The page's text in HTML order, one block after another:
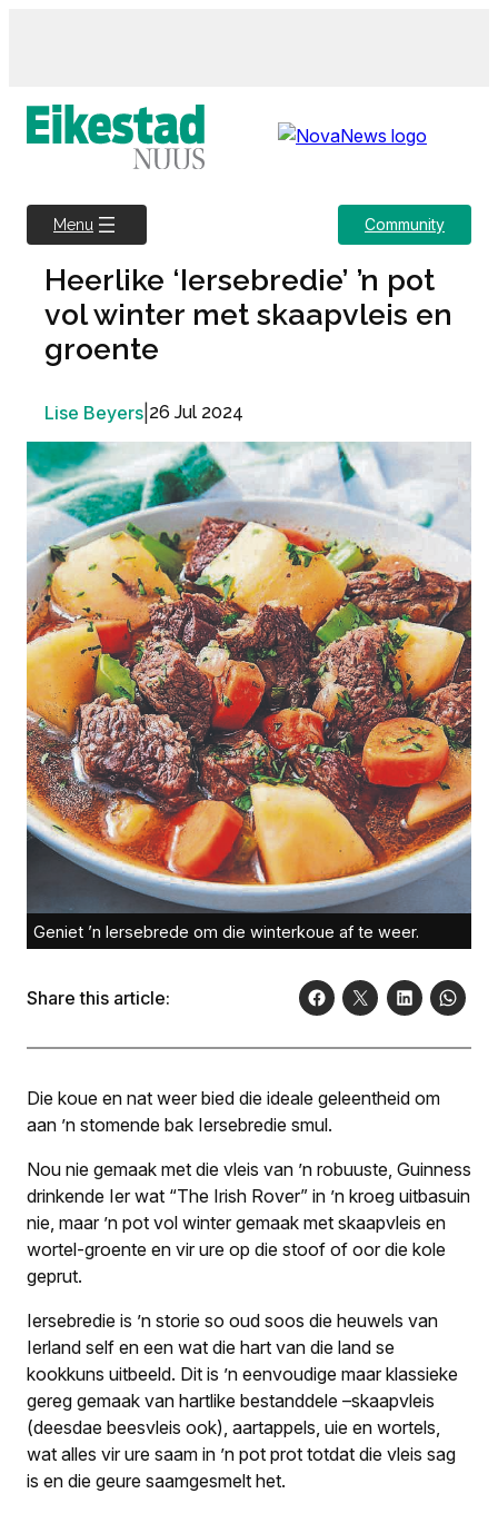
Menu Community
Heerlike ‘Iersebredie’ ’n pot
vol winter met skaapvleis en
groente
Lise Beyers 26 Jul 2024
Geniet ’n Iersebrede om die winterkoue af te weer.
Share this article:
Die koue en nat weer bied die ideale geleentheid om
aan ’n stomende bak Iersebredie smul.
Nou nie gemaak met die vleis van ’n robuuste, Guinness
drinkende Ier wat “The Irish Rover” in ’n kroeg uitbasuin
nie, maar ’n pot vol winter gemaak met skaapvleis en
wortel-groente en vir ure op die stoof of oor die kole
geprut.
Iersebredie is ’n storie so oud soos die heuwels van
Ierland self en een wat die hart van die land se
kookkuns uitbeeld. Dit is ’n eenvoudige maar klassieke
gereg gemaak van hartlike bestanddele –skaapvleis
(deesdae beesvleis ook), aartappels, uie en wortels,
wat alles vir ure saam in ’n pot prot totdat die vleis sag
is en die geure saamgesmelt het.